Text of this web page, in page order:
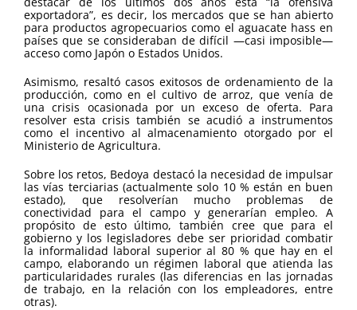
exportadora”, es decir, los mercados que se han abierto
para productos agropecuarios como el aguacate hass en
países que se consideraban de difícil —casi imposible—
acceso como Japón o Estados Unidos.
Asimismo, resaltó casos exitosos de ordenamiento de la
producción, como en el cultivo de arroz, que venía de
una crisis ocasionada por un exceso de oferta. Para
resolver esta crisis también se acudió a instrumentos
como el incentivo al almacenamiento otorgado por el
Ministerio de Agricultura.
Sobre los retos, Bedoya destacó la necesidad de impulsar
las vías terciarias (actualmente solo 10 % están en buen
estado), que resolverían mucho problemas de
conectividad para el campo y generarían empleo. A
propósito de esto último, también cree que para el
gobierno y los legisladores debe ser prioridad combatir
la informalidad laboral superior al 80 % que hay en el
campo, elaborando un régimen laboral que atienda las
particularidades rurales (las diferencias en las jornadas
de trabajo, en la relación con los empleadores, entre
otras).